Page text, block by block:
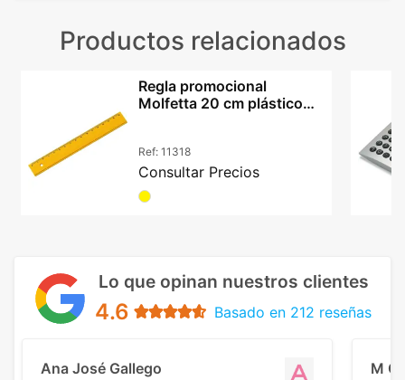
Productos relacionados
Regla promocional
Molfetta 20 cm plástico
Ref: 11318
Consultar Precios
Lo que opinan nuestros clientes
4.6 Basado en 212 reseñas
Ana José Gallego M C